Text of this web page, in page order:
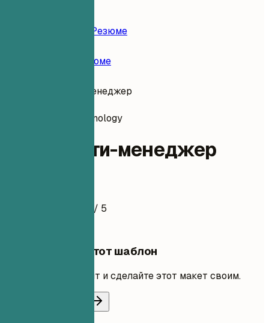
Конструктор Резюме
Примеры Резюме
Комьюнити-менеджер
information-technology
Комьюнити-менеджер
/ 5
Использовать этот шаблон
Добавьте свой опыт и сделайте этот макет своим.